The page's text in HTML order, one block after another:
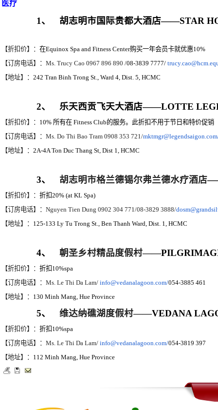
医疗
1、 胡志明市国际贵都大酒店——STAR
【折扣价】： 在Equinox Spa and Fitness Center购买一年会员卡就优惠10%
【订房电话】： Ms. Trucy Cao 0967 896 890 /08-3839 7777/
【地址】： 242 Tran Binh Trong St., Ward 4, Dist. 5, HCMC
2、 乐天西贡飞天大酒店——LOTTE
【折扣价】： 10% 所有在 Fitness Club的服务。此折扣不用于节日和特价促销
【订房电话】： Ms. Do Thi Bao Tram 0908 353 721/
【地址】： 2A-4A Ton Duc Thang St, Dist 1, HCMC
3、 胡志明市格兰德锡尔弗兰德水疗酒店
【折扣价】： 折扣20% (at KL Spa)
【订房电话】： Nguyen Tien Dung 0902 304 771/08-3829 3888/
【地址】： 125-133 Ly Tu Trong St., Ben Thanh Ward, Dist. 1, HCMC
4、 朝圣乡村精品度假村——
【折扣价】： 折扣 10%spa
【订房电话】： Ms. Le Thi Da Lam/ info@vedanalagoon.com/054-3885 461
【地址】： 130 Minh Mang, Hue Province
5、 维达纳礁湖度假村——VEDANA
【折扣价】： 折扣 10%spa
【订房电话】： Ms. Le Thi Da Lam/ info@vedanalagoon.com/054-3819 397
【地址】： 112 Minh Mang, Hue Province